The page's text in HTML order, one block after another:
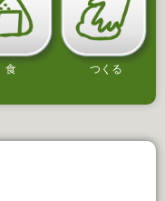
食 つくる